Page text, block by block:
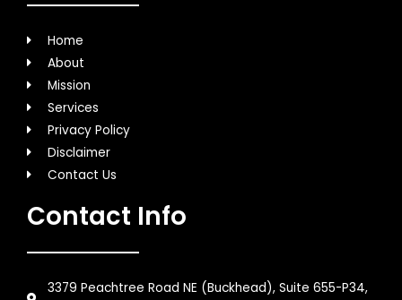
Home
About
Mission
Services
Privacy Policy
Disclaimer
Contact Us
Contact Info
3379 Peachtree Road NE (Buckhead), Suite 655-P34,